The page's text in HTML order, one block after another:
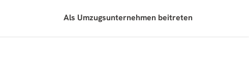
Als Umzugsunternehmen beitreten